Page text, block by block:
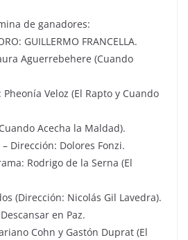
de ganadores:
GUILLERMO FRANCELLA.
Aguerrebehere (Cuando
Veloz (El Rapto y Cuando
Acecha la Maldad).
Dirección: Dolores Fonzi.
Rodrigo de la Serna (El
(Dirección: Nicolás Gil Lavedra).
en Paz.
Cohn y Gastón Duprat (El